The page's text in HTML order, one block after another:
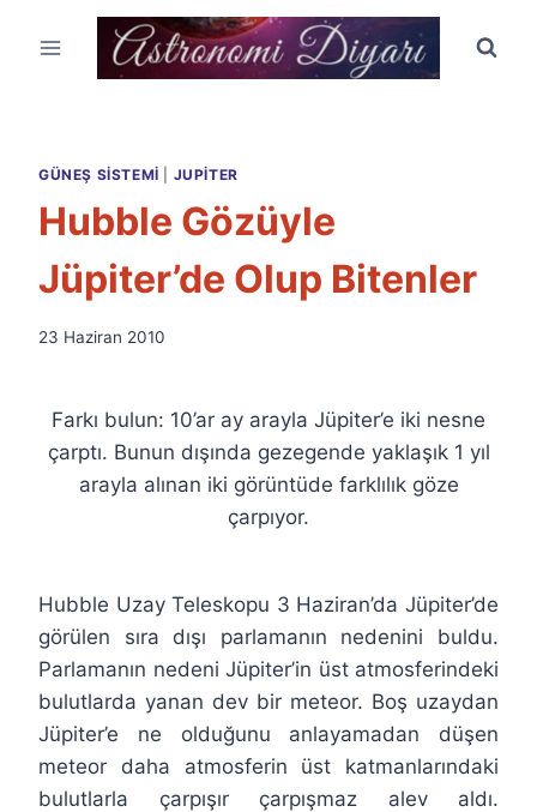
GÜNEŞ SISTEMI JUPITER
Hubble Gözüyle
Jüpiter’de Olup Bitenler
By
Özyar
23 Haziran 2010
Farkı bulun: 10’ar ay arayla Jüpiter’e iki nesne
çarptı. Bunun dışında gezegende yaklaşık 1 yıl
arayla alınan iki görüntüde farklılık göze
çarpıyor.
Hubble Uzay Teleskopu 3 Haziran’da Jüpiter’de
görülen sıra dışı parlamanın nedenini buldu.
Parlamanın nedeni Jüpiter’in üst atmosferindeki
bulutlarda yanan dev bir meteor. Boş uzaydan
Jüpiter’e ne olduğunu anlayamadan düşen
meteor daha atmosferin üst katmanlarındaki
bulutlarla çarpışır çarpışmaz alev aldı.